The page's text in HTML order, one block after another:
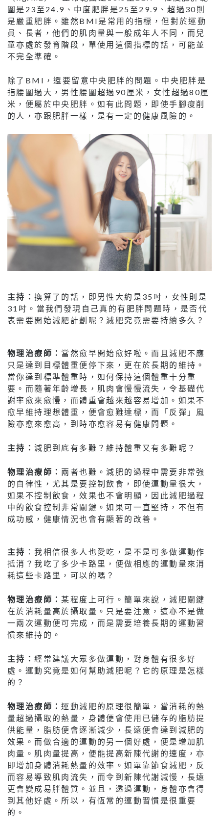
圍是23至24.9、中度肥胖是25至29.9、超過30則
是嚴重肥胖。雖然BMI是常用的指標，但對於運動
員、長者，他們的肌肉量與一般成年人不同，而兒
童亦處於發育階段，單使用這個指標的話，可能並
不完全準確。
除了BMI，還要留意中央肥胖的問題。中央肥胖是
指腰圍過大，男性腰圍超過90厘米，女性超過80厘
米，便屬於中央肥胖。如有此問題，即使手腳瘦削
的人，亦跟肥胖一樣，是有一定的健康風險的。
主持：換算了的話，即男性大約是35吋，女性則是
31吋。當我們發現自己真的有肥胖問題時，是否代
表需要開始減肥計劃呢？減肥究竟需要持續多久？
物理治療師： 當然愈早開始愈好啦。而且減肥不應
只是達到目標體重便停下來，更在於長期的維持。
當你達到標準體重時，如何保持這個體重十分重
要。而隨著年齡增長，肌肉會慢慢流失，令基礎代
謝率愈來愈慢，而體重會越來越容易增加。如果不
愈早維持理想體重，便會愈難達標，而「反彈」風
險亦愈來愈高，到時亦愈容易有健康問題。
主持：減肥到底有多難？維持體重又有多難呢？
物理治療師： 兩者也難。減肥的過程中需要非常強
的自律性，尤其是要控制飲食，即使運動量很大，
如果不控制飲食，效果也不會明顯，因此減肥過程
中的飲食控制非常關鍵。如果可一直堅持，不但有
成功感，健康情況也會有顯著的改善。
主持 ：我相信很多人也愛吃，是不是可多做運動作
抵消？我吃了多少卡路里，便做相應的運動量來消
耗這些卡路里，可以的嗎？
物理治療師： 某程度上可行。簡單來說，減肥關鍵
在於消耗量高於攝取量。只是要注意，這亦不是做
一兩次運動便可完成，而是需要培養長期的運動習
慣來維持的。
主持：經常建議大眾多做運動，對身體有很多好
處。運動究竟是如何幫助減肥呢？它的原理是怎樣
的？
物理治療師：運動減肥的原理很簡單，當消耗的熱
量超過攝取的熱量，身體便會使用已儲存的脂肪提
供能量，脂肪便會逐漸減少，長遠便會達到減肥的
效果。而做合適的運動的另一個好處，便是增加肌
肉量。肌肉量提高，便能提高新陳代謝的速度，亦
即增加身體消耗熱量的效率。如單靠節食減肥，反
而容易導致肌肉流失，而令到新陳代謝減慢，長遠
更會變成易胖體質。並且，透過運動，身體亦會得
到其他好處。所以，有恆常的運動習慣是很重要
的。